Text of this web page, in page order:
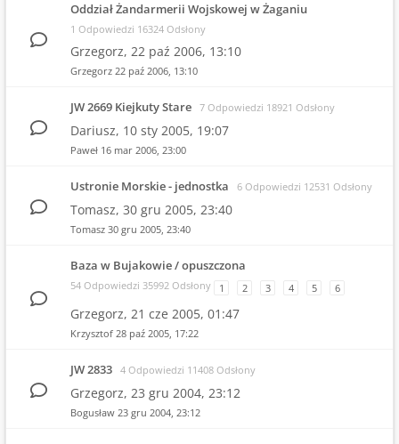
Oddział Żandarmerii Wojskowej w Żaganiu
1 Odpowiedzi 16324 Odsłony
Grzegorz, 22 paź 2006, 13:10
Grzegorz 22 paź 2006, 13:10
JW 2669 Kiejkuty Stare 7 Odpowiedzi 18921 Odsłony
Dariusz, 10 sty 2005, 19:07
Paweł 16 mar 2006, 23:00
Ustronie Morskie - jednostka 6 Odpowiedzi 12531 Odsłony
Tomasz, 30 gru 2005, 23:40
Tomasz 30 gru 2005, 23:40
Baza w Bujakowie / opuszczona
54 Odpowiedzi 35992 Odsłony 1 2 3 4 5 6
Grzegorz, 21 cze 2005, 01:47
Krzysztof 28 paź 2005, 17:22
JW 2833 4 Odpowiedzi 11408 Odsłony
Grzegorz, 23 gru 2004, 23:12
Bogusław 23 gru 2004, 23:12